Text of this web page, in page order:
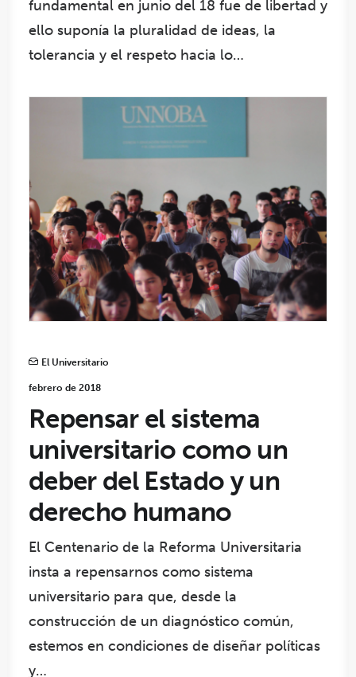
fundamental en junio del 18 fue de libertad y
ello suponía la pluralidad de ideas, la
tolerancia y el respeto hacia lo…
El Universitario
febrero de 2018
Repensar el sistema
universitario como un
deber del Estado y un
derecho humano
El Centenario de la Reforma Universitaria
insta a repensarnos como sistema
universitario para que, desde la
construcción de un diagnóstico común,
estemos en condiciones de diseñar políticas
y…